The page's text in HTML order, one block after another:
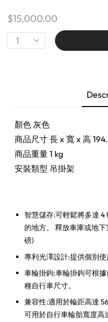
$15,000.00
顏色 灰色
商品尺寸 長 x 寬 x 高
商品重量 1 kg
安裝類型 吊掛架
智慧儲存:可輕鬆將多達 4
的地方。 釋放車庫或地
磅)
專利光澤設計:提供個別
車輪掛鉤:車輪掛鉤可根
種自行車尺寸。
兼容性:適用於輪距高達
可用於自行車輪胎寬度高